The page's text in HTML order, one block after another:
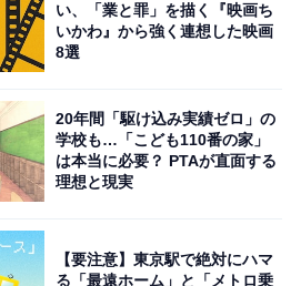
い、「業と罪」を描く『映画ち
いかわ』から強く連想した映画
8選
20年間「駆け込み実績ゼロ」の
学校も…「こども110番の家」
は本当に必要？ PTAが直面する
理想と現実
【要注意】東京駅で絶対にハマ
る「最遠ホーム」と「メトロ乗